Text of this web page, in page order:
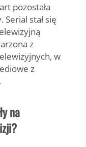
pozostała
stał się
z
w
z
na